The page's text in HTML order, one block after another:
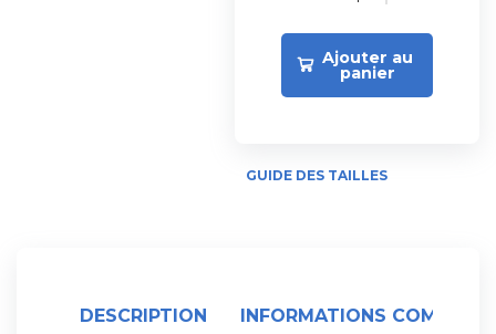
Ajouter au
panier
GUIDE DES TAILLES
DESCRIPTION INFORMATIONS